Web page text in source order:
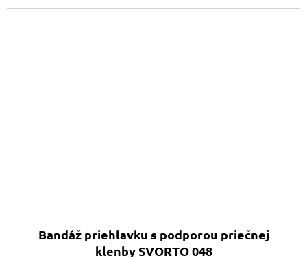
Bandáž priehlavku s podporou priečnej
klenby SVORTO 048